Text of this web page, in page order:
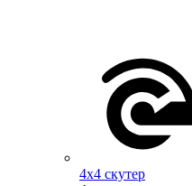
4х4 скутер